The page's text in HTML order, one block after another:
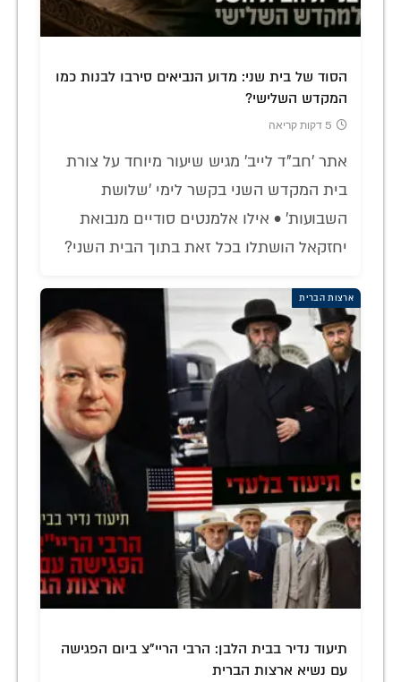
הסוד של בית שני: מדוע הנביאים סירבו לבנות כמו
המקדש השלישי?
5 דקות קריאה
אתר 'חב"ד לייב' מגיש שיעור מיוחד על צורת
בית המקדש השני בקשר לימי 'שלושת
השבועות' • אילו אלמנטים סודיים מנבואת
יחזקאל הושתלו בכל זאת בתוך הבית השני?
ארצות הברית
תיעוד נדיר בבית הלבן: הרבי הריי"צ ביום הפגישה
עם נשיא ארצות הברית